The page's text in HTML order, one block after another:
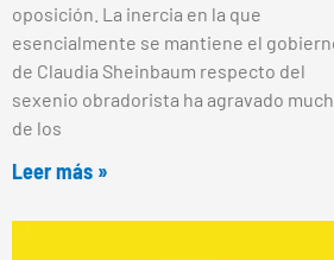
oposición. La inercia en la que
esencialmente se mantiene el
de Claudia Sheinbaum respecto del
sexenio obradorista ha agravado
de los
Leer más »